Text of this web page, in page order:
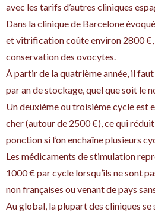
avec les tarifs d’autres cliniques
Dans la clinique de Barcelone
et vitrification coûte environ 2800 €,
conservation des ovocytes.
À partir de la quatrième année, il
par an de stockage, quel que soit le
Un deuxième ou troisième cycle est
cher (autour de 2500 €), ce qui
ponction si l’on enchaîne plusieurs
Les médicaments de stimulation
1000 € par cycle lorsqu’ils ne sont
non françaises ou venant de pays
Au global, la plupart des cliniques